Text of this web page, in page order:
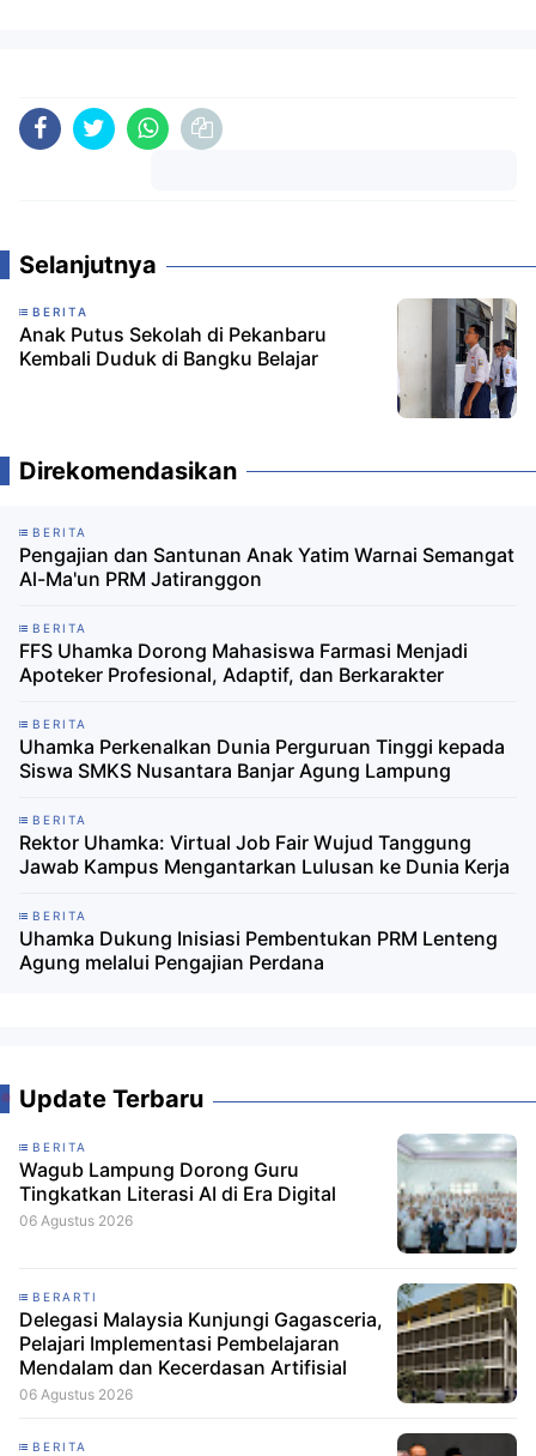
Selanjutnya
BERITA
Anak Putus Sekolah di Pekanbaru
Kembali Duduk di Bangku Belajar
Direkomendasikan
BERITA
Pengajian dan Santunan Anak Yatim Warnai Semangat
Al-Ma'un PRM Jatiranggon
BERITA
FFS Uhamka Dorong Mahasiswa Farmasi Menjadi
Apoteker Profesional, Adaptif, dan Berkarakter
BERITA
Uhamka Perkenalkan Dunia Perguruan Tinggi kepada
Siswa SMKS Nusantara Banjar Agung Lampung
BERITA
Rektor Uhamka: Virtual Job Fair Wujud Tanggung
Jawab Kampus Mengantarkan Lulusan ke Dunia Kerja
BERITA
Uhamka Dukung Inisiasi Pembentukan PRM Lenteng
Agung melalui Pengajian Perdana
Update Terbaru
BERITA
Wagub Lampung Dorong Guru
Tingkatkan Literasi AI di Era Digital
06 Agustus 2026
BERARTI
Delegasi Malaysia Kunjungi Gagasceria,
Pelajari Implementasi Pembelajaran
Mendalam dan Kecerdasan Artifisial
06 Agustus 2026
BERITA